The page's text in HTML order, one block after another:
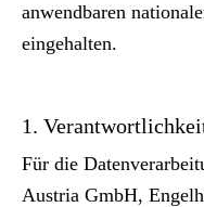
anwendbaren
eingehalten.
1.
Für die
Austria GmbH,